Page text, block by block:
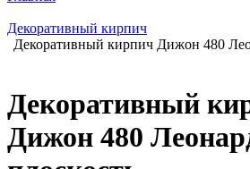
Декоративный кирпич
Декоративный кирпич Дижон 480
Декоративный
Дижон 480